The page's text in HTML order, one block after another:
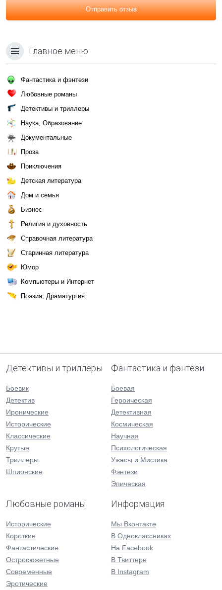
Отправить отзыв
Главное меню
Фантастика и фэнтези
Любовные романы
Детективы и триллеры
Наука, Образование
Документальные
Проза
Приключения
Детская литература
Дом и семья
Бизнес
Религия и духовность
Справочная литература
Старинная литература
Юмор
Компьютеры и Интернет
Поэзия, Драматургия
Детективы и триллеры
Боевик
Детектив
Иронические
Исторические
Классические
Крутые
Триллеры
Шпионские
Фантастика и фэнтези
Боевая
Героическая
Детективная
Космическая
Научная
Психологическая
Ужасы и Мистика
Фэнтези
Эпическая
Любовные романы
Исторические
Короткие
Фантастические
Остросюжетные
Современные
Эротические
Информация
Мы Вконтакте
В Одноклассниках
На Facebook
В Твиттере
В Instagram